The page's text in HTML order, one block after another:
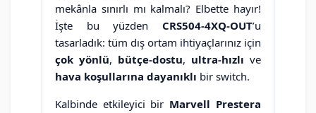
mekânla sınırlı mı kalmalı? Elbette hayır!
İşte bu yüzden CRS504-4XQ-OUT’u
tasarladık: tüm dış ortam ihtiyaçlarınız için
çok yönlü, bütçe-dostu, ultra-hızlı ve
hava koşullarına dayanıklı bir switch.
Kalbinde etkileyici bir Marvell Prestera